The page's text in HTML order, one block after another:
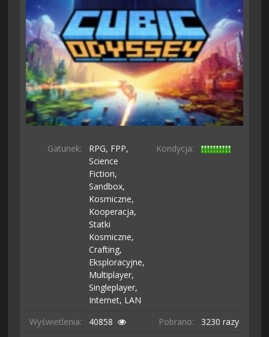
Gatunek: RPG, FPP,
Science
Fiction,
Sandbox,
Kosmiczne,
Kooperacja,
Statki
Kosmiczne,
Crafting,
Eksploracyjne,
Multiplayer,
Singleplayer,
Internet, LAN
Kondycja:
Wyświetlenia: 40858 Pobrano:
3230 razy